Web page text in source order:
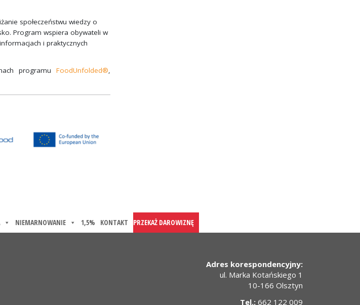
społeczeństwu wiedzy o
Program wspiera obywateli w
i praktycznych
programu FoodUnfolded®,
NIEMARNOWANIE 1,5% KONTAKT PRZEKAŻ DAROWIZNĘ
Adres korespondencyjny:
ul. Marka Kotańskiego 1
10-166 Olsztyn
Tel.:662 122 009